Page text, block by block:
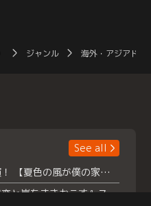
ジャンル 海外・アジアドラ
See all
浮所飛貴主演！ 【夏色の風が僕の家にやってきた】 本日よりテラサで独占配信スタート！
『夏色の雲が恋と嵐をまきおこす』スペシャルメイキング 【Part1】2026年７月18日（土）23時30分～配信スタート！話題のシーンの裏側を大公開！豪華キャスト大集合！ 『武宮家 真夏の家族会議』開催！